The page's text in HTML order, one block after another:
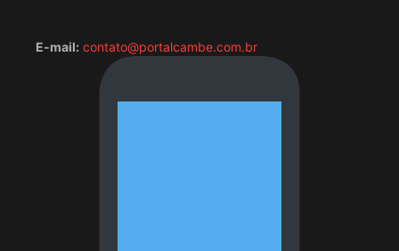
E-mail: contato@portalcambe.com.br